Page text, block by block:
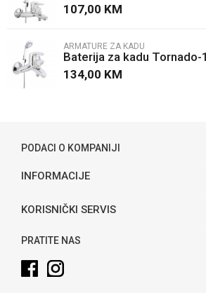
107,00 KM
ARMATURE ZA KADU
Baterija za kadu Tornado-
134,00 KM
PODACI O KOMPANIJI
Gama S doo
Adresa
Telefon:
Email:
INFORMACIJE
O nama
KORISNIČKI SERVIS
Uslovi korišćenja i prodaje
Kako kupiti
PRATITE NAS